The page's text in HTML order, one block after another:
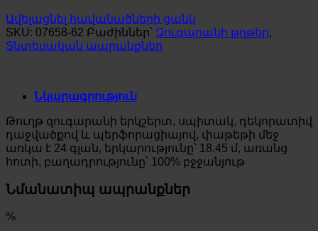
Ավելացնել հավանածների ցանկ
SKU: 07658-62 Բաժիններ՝ Զուգարանի թղթեր,
Տնտեսական ապրանքներ
Նկարագրություն
Թուղթ զուգարանի երկշերտ, սպիտակ, դեկորատիվ
դաջվածքով և պերֆորացիայով, փաթեթի մեջ
առկա է 24 գլան, երկարությունը՝ 18.45 մ, առանց
հոտի, բաղադրությունը՝ 100% բջջանյութ
Նմանատիպ ապրանքներ
%